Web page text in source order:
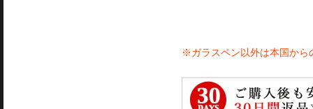
※ガラスペン以外は本国から